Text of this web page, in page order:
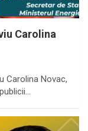
Carolina
Carolina Novac,